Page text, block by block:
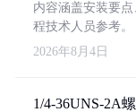
内容涵盖安装要
程技术人员参考。
2026年8月4日
1/4-36UNS-2A